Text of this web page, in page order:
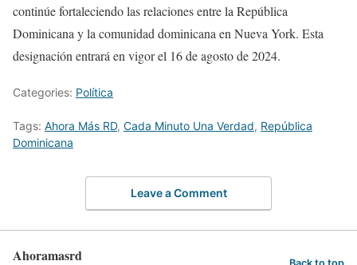
continúe fortaleciendo las relaciones entre la República
Dominicana y la comunidad dominicana en Nueva York. Esta
designación entrará en vigor el 16 de agosto de 2024.
Categories: Política
Tags: Ahora Más RD, Cada Minuto Una Verdad, República
Dominicana
Leave a Comment
Ahoramasrd